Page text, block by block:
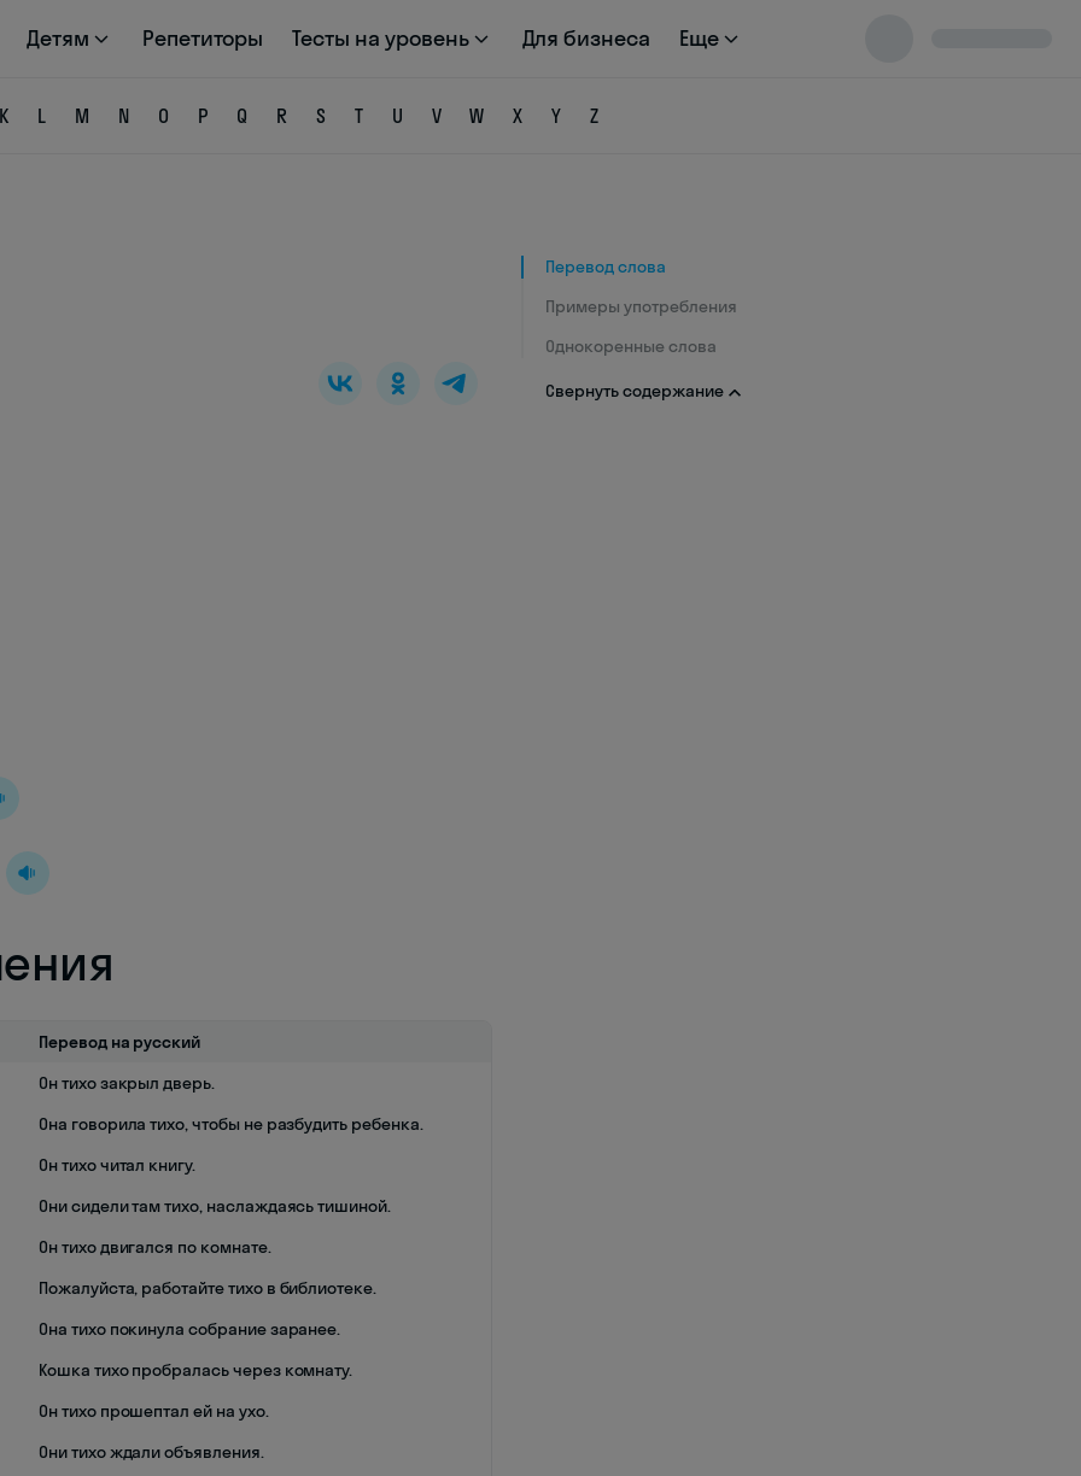
Детям Репетиторы Тесты на уровень Для бизнеса Еще
K L M N O P Q R S T U V W X Y Z
Перевод на русский
Он тихо закрыл дверь.
Она говорила тихо, чтобы не разбудить ребенка.
Он тихо читал книгу.
Они сидели там тихо, наслаждаясь тишиной.
Он тихо двигался по комнате.
Пожалуйста, работайте тихо в библиотеке.
Она тихо покинула собрание заранее.
Кошка тихо пробралась через комнату.
Он тихо прошептал ей на ухо.
Они тихо ждали объявления.
Перевод слова
Примеры употребления
Однокоренные слова
Свернуть содержание